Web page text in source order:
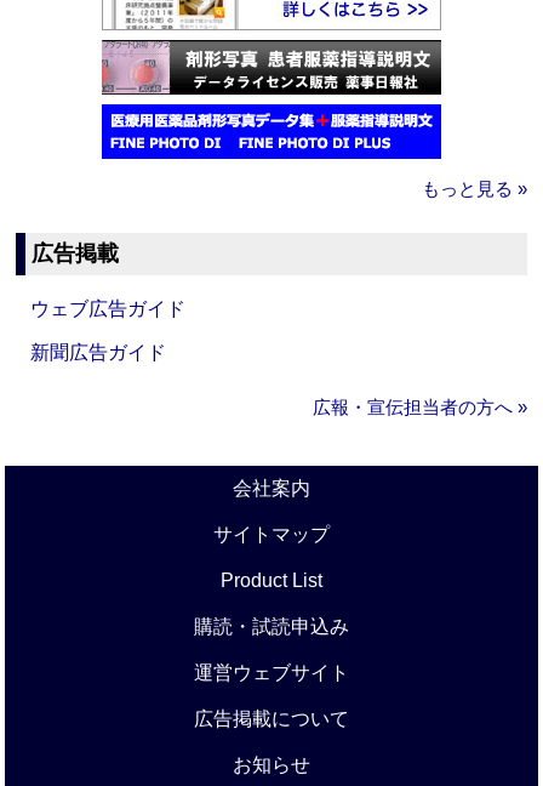
もっと見る »
広告掲載
ウェブ広告ガイド
新聞広告ガイド
広報・宣伝担当者の方へ »
会社案内
サイトマップ
Product List
購読・試読申込み
運営ウェブサイト
広告掲載について
お知らせ